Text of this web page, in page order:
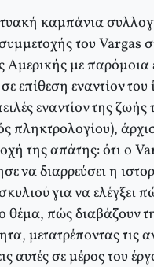
καμπάνια
του Vargas
Αμερικής με
επίθεση εναντίον του
εναντίον της
πληκτρολογίου),
της απάτης: ότι ο
να διαρρεύσει η
για να ελέγξει
θέμα, πώς διαβάζουν
μετατρέποντας τις
αυτές σε μέρος του